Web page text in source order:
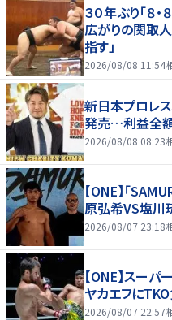
３０年ぶり「８
広がりの関取
指す」
2026/08/08 11:54
新日本プロレス
発売…利益全
2026/08/08 08:23
【ONE】「
原弘希VS塩川
2026/08/07 23:18
【ONE】スー
ヤカエフに
2026/08/07 22:57